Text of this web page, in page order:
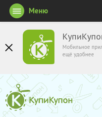
Мобильное
ещё удобнее
Меню